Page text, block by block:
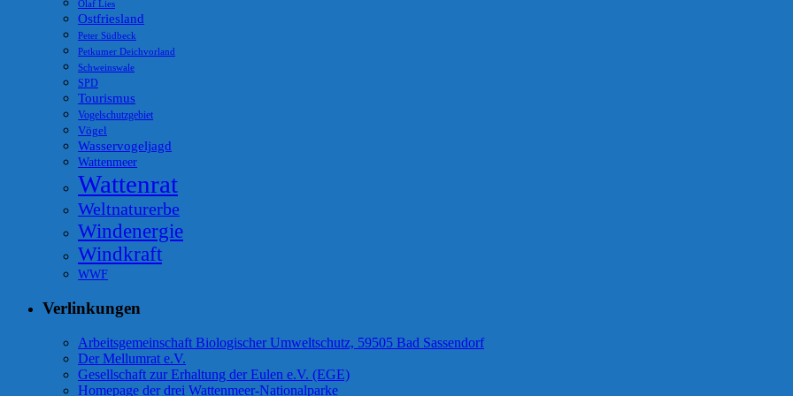
Olaf Lies
Ostfriesland
Peter Südbeck
Petkumer Deichvorland
Schweinswale
SPD
Tourismus
Vogelschutzgebiet
Vögel
Wasservogeljagd
Wattenmeer
Wattenrat
Weltnaturerbe
Windenergie
Windkraft
WWF
Verlinkungen
Arbeitsgemeinschaft Biologischer Umweltschutz, 59505 Bad Sassendorf
Der Mellumrat e.V.
Gesellschaft zur Erhaltung der Eulen e.V. (EGE)
Homepage der drei Wattenmeer-Nationalparke